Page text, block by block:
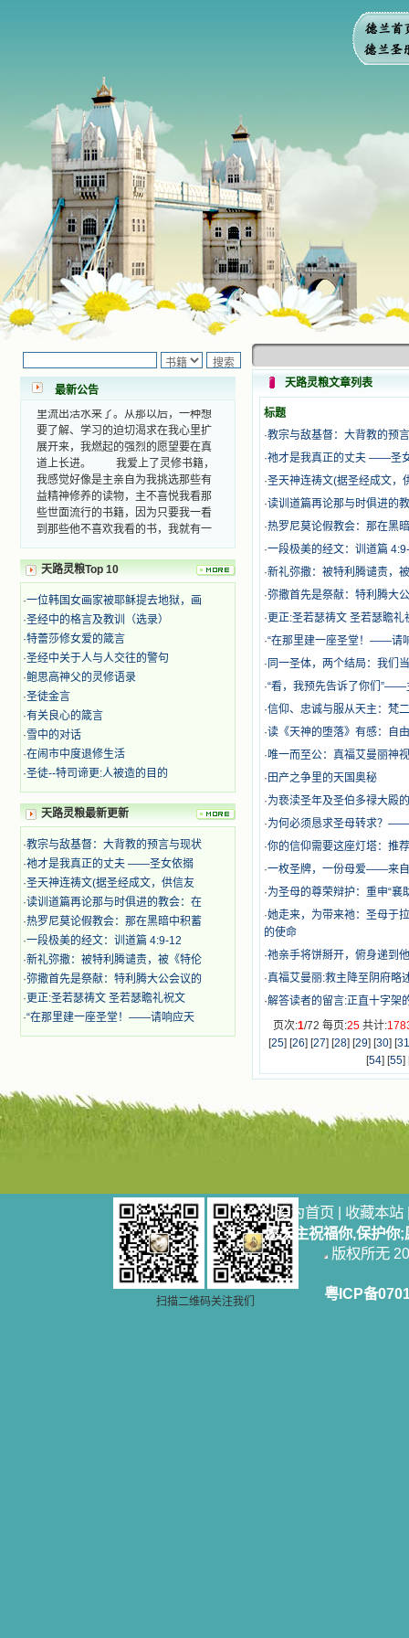
最新公告
小德兰爱心书屋最新公告 有一天，我
做了一个奇怪的梦，至今让我难忘。
梦中，我看到一本打开的用石头做的
书，我用舌头去舔它，觉得有一种甜
味，我就更用力去舔，最后从这本书
里流出活水来了。从那以后，一种想
要了解、学习的迫切渴求在我心里扩
展开来，我燃起的强烈的愿望要在真
道上长进。 我爱上了灵修书籍，
我感觉好像是主亲自为我挑选那些有
益精神修养的读物，主不喜悦我看那
些世面流行的书籍，因为只要我一看
到那些他不喜欢我看的书，我就有一
地防护着我，从那以后我从未读过一
本不良的书籍。 善良的书使人向
我的脑子里。读这些圣书时，我思潮
汹涌起伏，欣喜不能自已。书中谈到
这些圣人们如何在与主的交往中得到
灵命的更新，德行的馨香如何上达天
庭。啊，在这世上曾住过那么多热心
的圣人，为了传播福音，他们告别亲
人，舍下了他们手中的一切，轻快地
踏上了异国他乡，到没有人知道真神
的世界里去。啊，若不是主的引领，
我可能到死还不认识他们呢！ 我
的心灵从主给我的这些圣人的言行中
我面前展开时，我是多么的惊奇、兴
奋啊！当我读到他们为主而受人逼
迫、凌辱，为将福音广传而被人追杀
时，我为他们的在天之灵祈祷，我哭
着，为自已的同胞带给他们的苦难而
哀号。我一遍遍地重读那一行行被我
的斑斑泪痕弄得模糊不清的字句，那
些被主的爱火所燃烧而离开家乡来到
中国的传教士，我多么爱你们啊！我
心中流淌着多少感激的泪水。 他
们受苦却觉得喜乐，因为他们爱主，
他们感到能为主受一点苦是多么喜乐
的事。他们受苦时仍在唱着感谢的
歌，因他们无法不称颂主，因主使他
们的心灵洋溢了快乐；他们激发了我
读，一面想过着他们这样圣善的生
活，也立志不在这虚幻的尘世中寻求
安慰。我一读就是几个钟头，累了就
和他们一起赞颂吾主，想到那使我欣
喜欢乐的甜蜜的相会，这世界对于我
一点吸引力都没有了。 从这些书
籍里，我认识了许多爱主的人，他们
使我更亲近主，帮助我更深的认识
主，爱主。这些曾经生活在人间的圣
人圣女，内心隐藏着来自天上光照的
天路灵粮Top 10
·一位韩国女画家被耶稣提去地狱，画
·圣经中的格言及教训（选录）
·特蕾莎修女爱的箴言
·圣经中关于人与人交往的警句
·鲍思高神父的灵修语录
·圣徒金言
·有关良心的箴言
·雪中的对话
·在闹市中度退修生活
·圣徒--特司谛更:人被造的目的
天路灵粮最新更新
·教宗与敌基督：大背教的预言与现状
·祂才是我真正的丈夫 ——圣女依搦
·圣天神连祷文(据圣经成文，供信友
·读训道篇再论那与时俱进的教会：在
·热罗尼莫论假教会：那在黑暗中积蓄
·一段极美的经文：训道篇 4:9-12
·新礼弥撒：被特利腾谴责，被《特伦
·弥撒首先是祭献：特利腾大公会议的
·更正:圣若瑟祷文 圣若瑟瞻礼祝文
·“在那里建一座圣堂！——请响应天
天路灵粮文章列表
标题
·教宗与敌基督：大背教的预
·祂才是我真正的丈夫 ——圣
·圣天神连祷文(据圣经成文，
·读训道篇再论那与时俱进的
·热罗尼莫论假教会：那在黑
·一段极美的经文：训道篇
·新礼弥撒：被特利腾谴责，
·弥撒首先是祭献：特利腾大
·更正:圣若瑟祷文 圣若瑟瞻
·“在那里建一座圣堂！——请
· 同一圣体，两个结局：我们
·“看，我预先告诉了你们”——
·信仰、忠诚与服从天主：梵
·读《天神的堕落》有感：自
·唯一而至公：真福艾曼丽神
· 田产之争里的天国奥秘
·为亵渎圣年及圣伯多禄大殿
·为何必须恳求圣母转求？——
·你的信仰需要这座灯塔：推
·一枚圣牌，一份母爱——来
·为圣母的尊荣辩护：重申“
·她走来，为带来祂：圣母于
的使命
·祂亲手将饼掰开，俯身递到
·真福艾曼丽:救主降至阴府略
·解答读者的留言:正直十字架
页次:1/72 每页:25 共计:
[25] [26] [27] [28] [29] [30] [31
[54] [55]
扫描二维码关注我们
设为首页 | 收藏本站
愿天主祝福你,保护你
版权所无
粤ICP备